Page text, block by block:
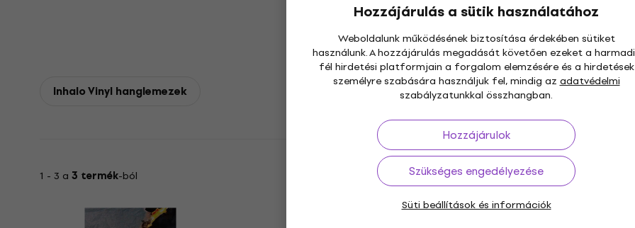
Hozzájárulás a sütik használatához
Weboldalunk működésének biztosítása érdekében sütiket
használunk. A hozzájárulás megadását követően ezeket a
fél hirdetési platformjain a forgalom elemzésére és a hirdetések
személyre szabására használjuk fel, mindig azadatvédelmi
szabályzatunkkal összhangban.
Hozzájárulok
Szükséges engedélyezése
Süti beállítások és információk
Inhalo Vinyl hanglemezek
1 - 3 a 3 termék-ból